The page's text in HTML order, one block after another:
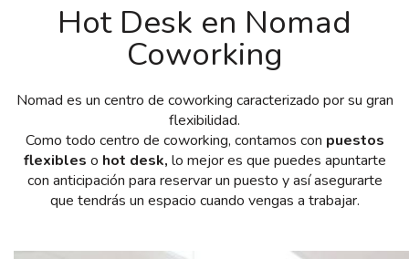
Hot Desk en Nomad
Coworking
Nomad es un centro de coworking caracterizado por su gran
flexibilidad.
Como todo centro de coworking, contamos con puestos
flexibles o hot desk, lo mejor es que puedes apuntarte
con anticipación para reservar un puesto y así asegurarte
que tendrás un espacio cuando vengas a trabajar.